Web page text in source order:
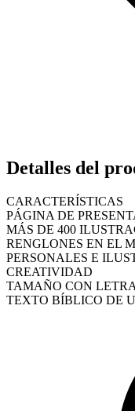
Detalles del
CARACTERÍSTICAS
PÁGINA DE
MÁS DE 400
RENGLONES EN EL
PERSONALES E
CREATIVIDAD
TAMAÑO CON
TEXTO BÍBLICO DE